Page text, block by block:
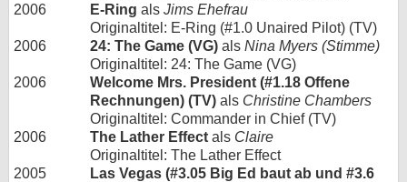
2006
E-Ring als Jims Ehefrau
Originaltitel: E-Ring (#1.0 Unaired Pilot) (TV)
2006
24: The Game (VG) als Nina Myers (Stimme)
Originaltitel: 24: The Game (VG)
2006
Welcome Mrs. President (#1.18 Offene
Rechnungen) (TV) als Christine Chambers
Originaltitel: Commander in Chief (TV)
2006
The Lather Effect als Claire
Originaltitel: The Lather Effect
2005
Las Vegas (#3.05 Big Ed baut ab und #3.6